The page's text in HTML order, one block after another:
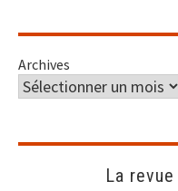
Archives
La